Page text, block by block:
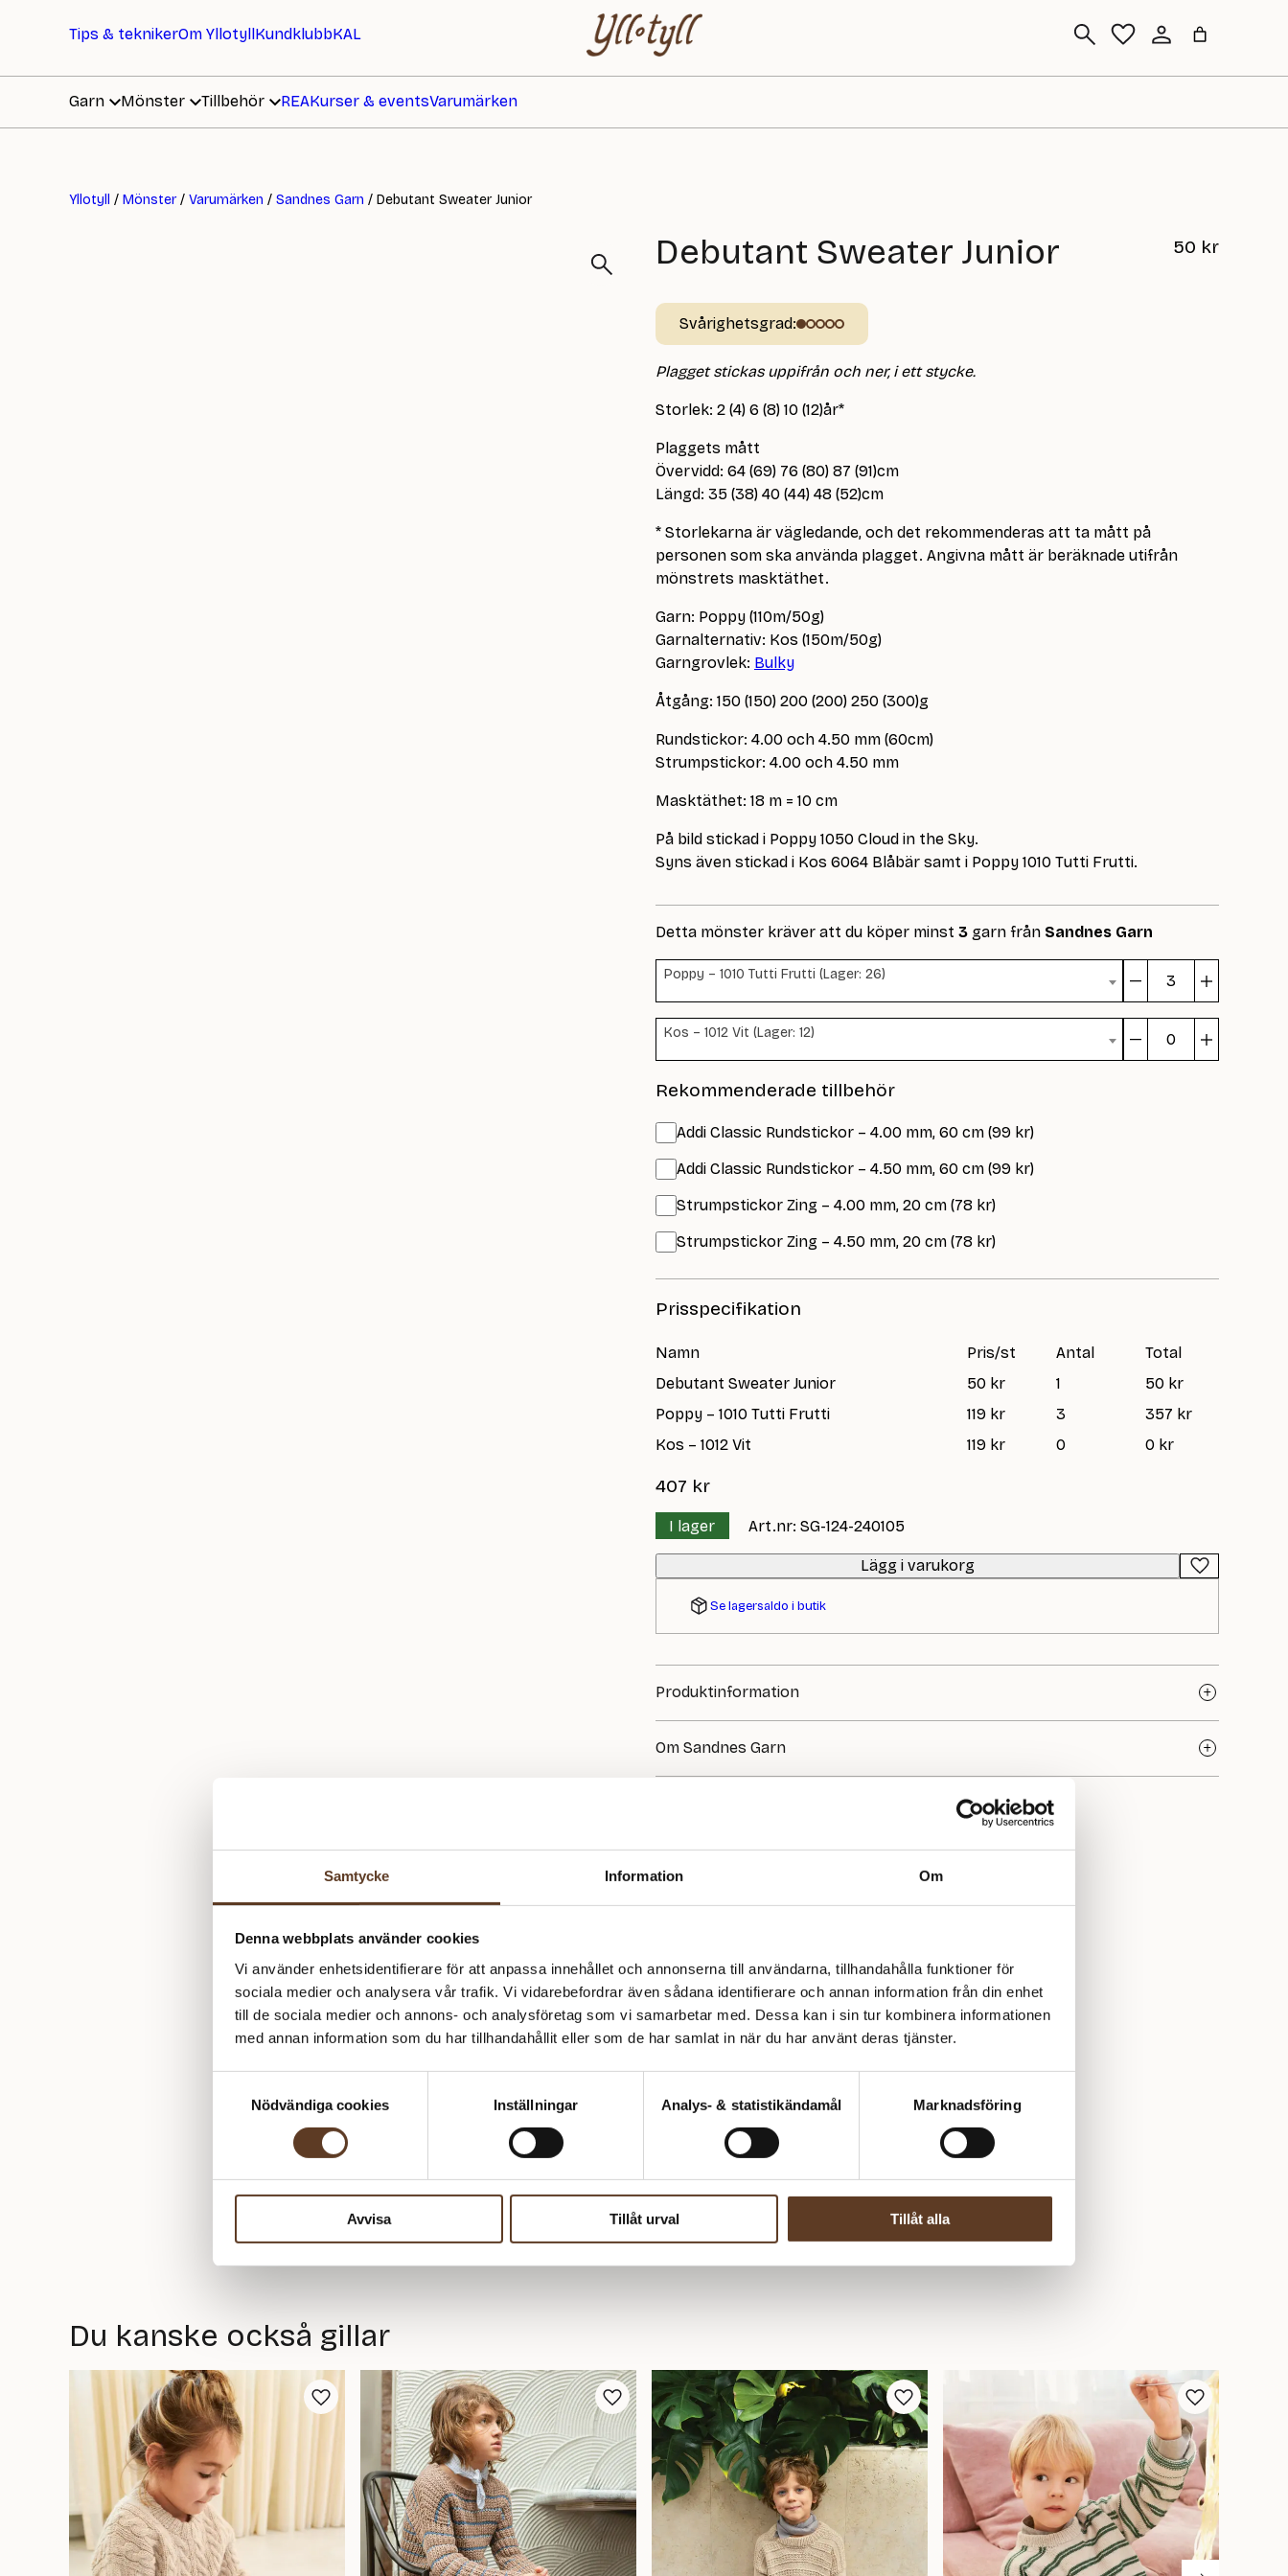
Samtycke Information Om
Denna webbplats använder cookies
Vi använder enhetsidentifierare för att anpassa innehållet och annonserna till användarna, tillhandahålla funktioner för
sociala medier och analysera vår trafik. Vi vidarebefordrar även sådana identifierare och annan information från din enhet
till de sociala medier och annons- och analysföretag som vi samarbetar med. Dessa kan i sin tur kombinera informationen
med annan information som du har tillhandahållit eller som de har samlat in när du har använt deras tjänster.
Nödvändiga cookies
Inställningar Analys- & statistikändamål Marknadsföring
Avvisa Tillåt urval Tillåt alla
Tips & teknikerOm Yllotyll KundklubbKAL
Garn
Mönster Tillbehör REAKurser & eventsVarumärken
Yllotyll / Mönster/ Varumärken / Sandnes Garn / Debutant Sweater Junior
Debutant Sweater Junior 50 kr
Svårighetsgrad:
Plagget stickas uppifrån och ner, i ett stycke.
Storlek: 2 (4) 6 (8) 10 (12)år*
Plaggets mått
Övervidd: 64 (69) 76 (80) 87 (91)cm
Längd: 35 (38) 40 (44) 48 (52)cm
* Storlekarna är vägledande, och det rekommenderas att ta mått på
personen som ska använda plagget. Angivna mått är beräknade utifrån
mönstrets masktäthet.
Garn: Poppy (110m/50g)
Garnalternativ: Kos (150m/50g)
Garngrovlek: Bulky
Åtgång: 150 (150) 200 (200) 250 (300)g
Rundstickor: 4.00 och 4.50 mm (60cm)
Strumpstickor: 4.00 och 4.50 mm
Masktäthet: 18 m = 10 cm
På bild stickad i Poppy 1050 Cloud in the Sky.
Syns även stickad i Kos 6064 Blåbär samt i Poppy 1010 Tutti Frutti.
Detta mönster kräver att du köper minst 3 garn från Sandnes Garn
Poppy – 1010 Tutti Frutti (Lager: 26)
Sweater
mängd
Kos – 1012 Vit (Lager: 12)
Rekommenderade tillbehör
Addi Classic Rundstickor – 4.00 mm, 60 cm (99 kr)
Addi Classic Rundstickor – 4.50 mm, 60 cm (99 kr)
Strumpstickor Zing – 4.00 mm, 20 cm (78 kr)
Strumpstickor Zing – 4.50 mm, 20 cm (78 kr)
Prisspecifikation
Namn Pris/st Antal
Total
Debutant Sweater Junior
50 kr 1
50 kr
Poppy – 1010 Tutti Frutti
119 kr 3
357 kr
Kos – 1012 Vit
119 kr 0 0 kr
407 kr
I lager Art.nr: SG-124-240105
Lägg i varukorg
Se lagersaldo i butik
Produktinformation
Poppy / Kos
★☆☆☆☆
Om Sandnes Garn
har Sandnes producerat garn av utmärkt kvalitet och är idag norra Europas största
producent av handstickningsgarn. Varumärket erbjuder en stor variation av garn som
passar både nybörjare och erfarna stickare och är särskilt uppskattat för sina hållbara,
mjuka och slitstarka garner. Hos Yllotyll har vi ett stort urval av garner, mönster och
tillbehör från Sandnes!
Du kanske också gillar